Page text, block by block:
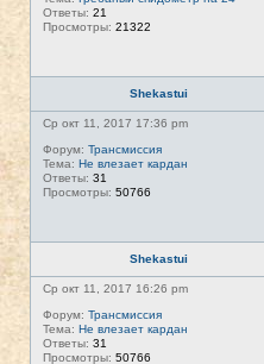
Ответы: 21
Просмотры: 21322
Shekastui
Ср окт 11, 2017 17:36 pm
Форум: Трансмиссия
Тема: Не влезает кардан
Ответы: 31
Просмотры: 50766
Shekastui
Ср окт 11, 2017 16:26 pm
Форум: Трансмиссия
Тема: Не влезает кардан
Ответы: 31
Просмотры: 50766